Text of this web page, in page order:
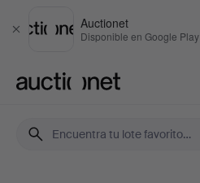
Cerrar
Auctionet
Disponible en Google Play